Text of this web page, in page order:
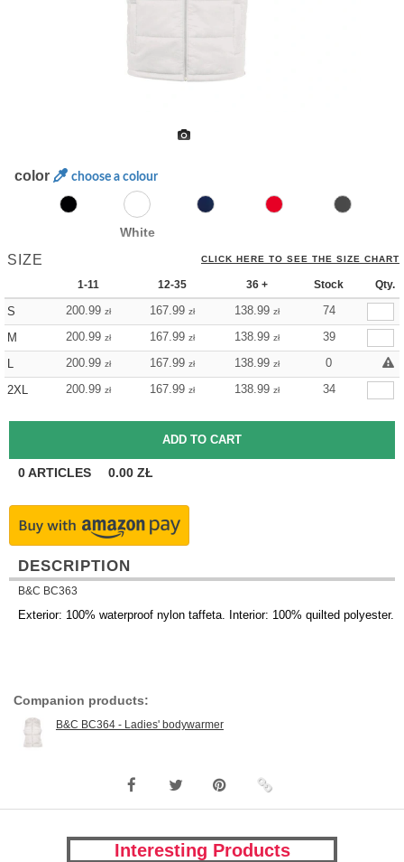
color choose a colour
White
SIZE CLICK HERE TO SEE THE SIZE CHART
1-11 12-35 36 + Stock Qty.
S 200.99 zł 167.99 zł 138.99 zł
74
M
200.99 zł 167.99 zł 138.99 zł
39
L
200.99 zł 167.99 zł 138.99 zł
0
2XL
200.99 zł 167.99 zł 138.99 zł 34
0ARTICLES 0.00 ZŁ
DESCRIPTION
B&C BC363
Exterior: 100% waterproof nylon taffeta. Interior: 100% quilted polyester.
Companion products:
B&C BC364 - Ladies' bodywarmer
Interesting Products